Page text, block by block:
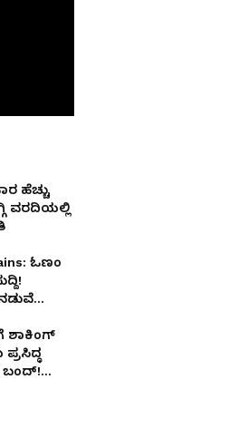
ಹೆಚ್ಚು
ವರದಿಯಲ್ಲಿ
ಓಣಂ
ಶಾಕಿಂಗ್
ಬಂದ್!